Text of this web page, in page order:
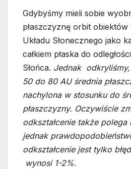
Gdybyśmy mieli sobie
płaszczyznę orbit
Układu Słonecznego jako
całkiem płaska do
Słońca. Jednak
50 do 80 AU średnia
nachylona w stosunku do
płaszczyzny. Oczywiście
odkształcenie także polega
jednak
odkształcenie jest tylko
wynosi 1-2%.